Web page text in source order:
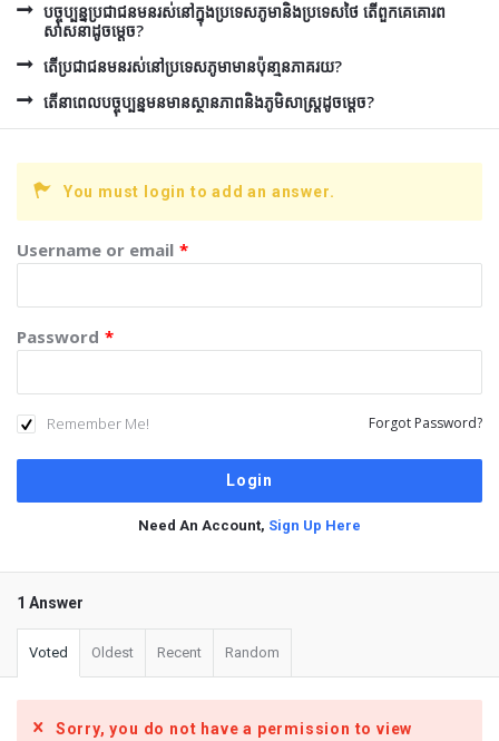
បច្ចុប្បន្នប្រជាជនមនរស់នៅក្នុងប្រទេសភូមានិងប្រទេសថៃ តើពួកគេគោរព
សាសនាដូចម្តេច?
តើប្រជាជនមនរស់នៅប្រទេសភូមាមានប៉ុនា្មនភាគរយ?
តើនាពេលបច្ចុប្បន្នមនមានស្ថានភាពនិងភូមិសាស្រ្តដូចម្តេច?
You must login to add an answer.
Username or email *
Password *
Remember Me! Forgot Password?
Need An Account, Sign Up Here
1 Answer
Voted Oldest Recent Random
Sorry, you do not have a permission to view